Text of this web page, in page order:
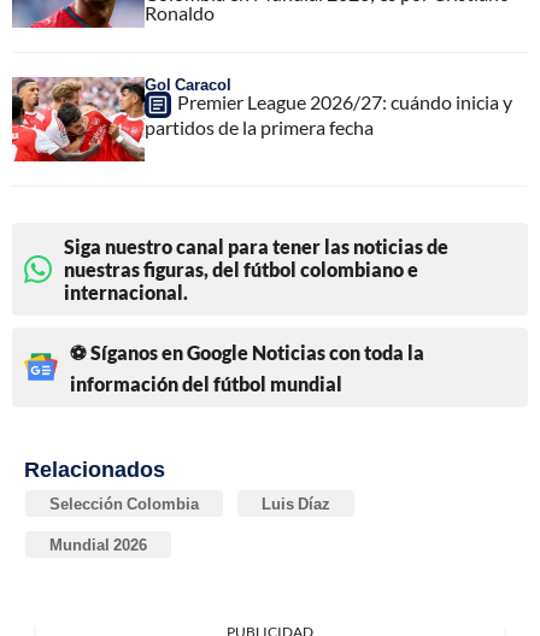
Ronaldo
Gol Caracol
Premier League 2026/27: cuándo inicia y
partidos de la primera fecha
Siga nuestro canal para tener las noticias de
nuestras figuras, del fútbol colombiano e
internacional.
⚽ Síganos en Google Noticias con toda la
información del fútbol mundial
Relacionados
Selección Colombia Luis Díaz
Mundial 2026
PUBLICIDAD